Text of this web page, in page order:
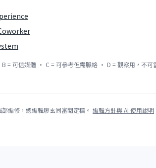
= 可信媒體 · C = 可參考但需脈絡 · D = 觀察用，不可
編修，總編輯廖玄同審閱定稿。 編輯方針與 AI 使用說明